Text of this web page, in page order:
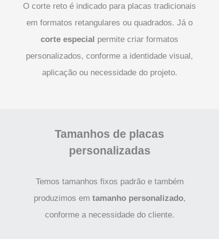
O corte reto é indicado para placas tradicionais
em formatos retangulares ou quadrados. Já o
corte especial permite criar formatos
personalizados, conforme a identidade visual,
aplicação ou necessidade do projeto.
Tamanhos de placas
personalizadas
Temos tamanhos fixos padrão e também
produzimos em tamanho personalizado,
conforme a necessidade do cliente.